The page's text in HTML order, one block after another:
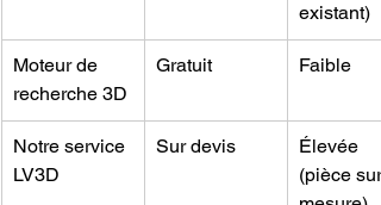
existant)
Moteur de
recherche 3D
Gratuit Faible
Notre service
LV3D
Sur devis
Élevée
(pièce sur